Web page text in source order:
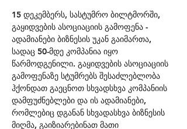
15 დეკემბერს, სასტუმრო ბილტმორში,
გაყიდვების ასოციაციის გამოფენა -
ადამიანები ბიზნესის უკან გაიმართა,
სადაც 50-მდე კომპანია იყო
წარმოდგენილი. გაყიდვების ასოციაციის
გამოფენაზე სტუმრებს შესაძლებლობა
ჰქონდათ გაეცნოთ სხვადსხვა კომპანიის
დამფუძნებლები და ის ადამიანები,
რომლებიც დგანან სხვადასხვა ბიზნესის
მიღმა, გაიზიარებინათ მათი